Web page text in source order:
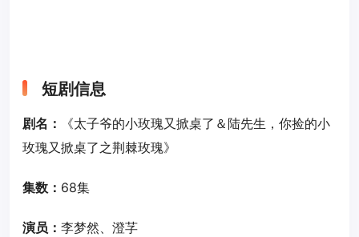
短剧信息
剧名：
《太子爷的小玫瑰又掀桌了＆陆先生，你捡的小
玫瑰又掀桌了之荆棘玫瑰》
集数： 68集
演员： 李梦然、澄芓